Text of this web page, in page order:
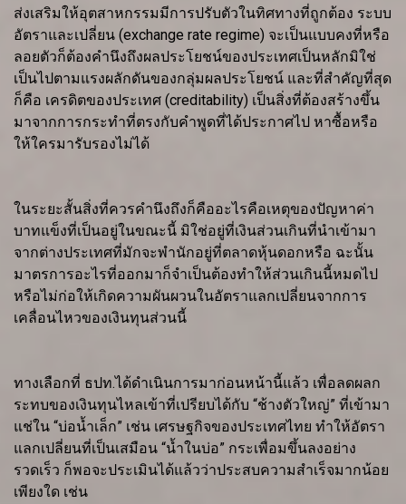
ส่งเสริมให้อุตสาหกรรมมีการปรับตัวในทิศทางที่ถูกต้อง ระบบ
อัตราและเปลี่ยน (exchange rate regime) จะเป็นแบบคงที่หรือ
ลอยตัวก็ต้องคำนึงถึงผลประโยชน์ของประเทศเป็นหลักมิใช่
เป็นไปตามแรงผลักดันของกลุ่มผลประโยชน์ และที่สำคัญที่สุด
ก็คือ เครดิตของประเทศ (creditability) เป็นสิ่งที่ต้องสร้างขึ้น
มาจากการกระทำที่ตรงกับคำพูดที่ได้ประกาศไป หาซื้อหรือ
ให้ใครมารับรองไม่ได้
ในระยะสั้นสิ่งที่ควรคำนึงถึงก็คืออะไรคือเหตุของปัญหาค่า
บาทแข็งที่เป็นอยู่ในขณะนี้ มิใช่อยู่ที่เงินส่วนเกินที่นำเข้ามา
จากต่างประเทศที่มักจะพำนักอยู่ที่ตลาดหุ้นดอกหรือ ฉะนั้น
มาตรการอะไรที่ออกมาก็จำเป็นต้องทำให้ส่วนเกินนี้หมดไป
หรือไม่ก่อให้เกิดความผันผวนในอัตราแลกเปลี่ยนจากการ
เคลื่อนไหวของเงินทุนส่วนนี้
ทางเลือกที่ ธปท.ได้ดำเนินการมาก่อนหน้านี้แล้ว เพื่อลดผลก
ระทบของเงินทุนไหลเข้าที่เปรียบได้กับ “ช้างตัวใหญ่” ที่เข้ามา
แช่ใน “บ่อน้ำเล็ก” เช่น เศรษฐกิจของประเทศไทย ทำให้อัตรา
แลกเปลี่ยนที่เป็นเสมือน “น้ำในบ่อ” กระเพื่อมขึ้นลงอย่าง
รวดเร็ว ก็พอจะประเมินได้แล้วว่าประสบความสำเร็จมากน้อย
เพียงใด เช่น